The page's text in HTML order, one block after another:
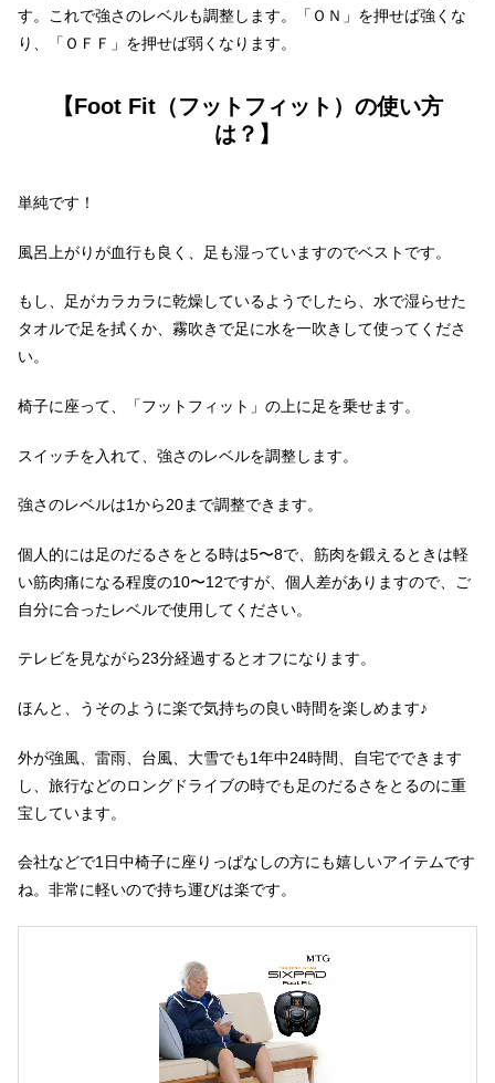
す。これで強さのレベルも調整します。「ＯＮ」を押せば強くな
り、「ＯＦＦ」を押せば弱くなります。
【Foot Fit（フットフィット）の使い方
は？】
単純です！
風呂上がりが血行も良く、足も湿っていますのでベストです。
もし、足がカラカラに乾燥しているようでしたら、水で湿らせた
タオルで足を拭くか、霧吹きで足に水を一吹きして使ってくださ
い。
椅子に座って、「フットフィット」の上に足を乗せます。
スイッチを入れて、強さのレベルを調整します。
強さのレベルは1から20まで調整できます。
個人的には足のだるさをとる時は5〜8で、筋肉を鍛えるときは軽
い筋肉痛になる程度の10〜12ですが、個人差がありますので、ご
自分に合ったレベルで使用してください。
テレビを見ながら23分経過するとオフになります。
ほんと、うそのように楽で気持ちの良い時間を楽しめます♪
外が強風、雷雨、台風、大雪でも1年中24時間、自宅でできます
し、旅行などのロングドライブの時でも足のだるさをとるのに重
宝しています。
会社などで1日中椅子に座りっぱなしの方にも嬉しいアイテムです
ね。非常に軽いので持ち運びは楽です。